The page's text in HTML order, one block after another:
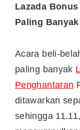
Lazada
Paling
Acara beli-
paling banyak
Penghantaran
ditawarkan
sehingga